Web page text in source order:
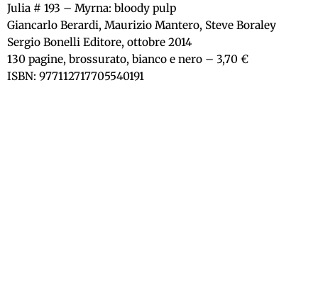
Julia # 193 – Myrna: bloody pulp
Giancarlo Berardi, Maurizio Mantero, Steve Boraley
Sergio Bonelli Editore, ottobre 2014
130 pagine, brossurato, bianco e nero – 3,70 €
ISBN: 977112717705540191